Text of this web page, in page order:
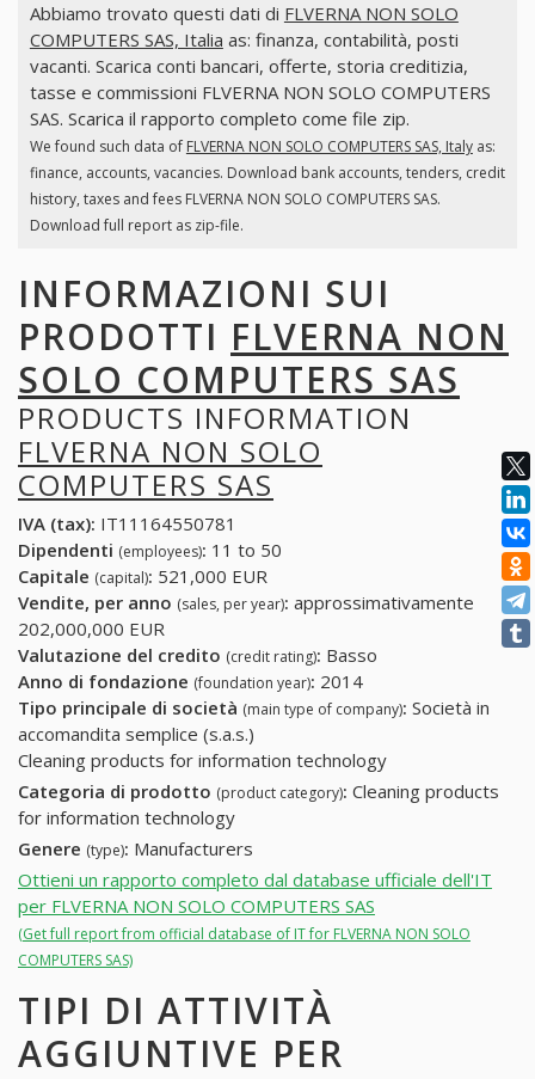
Abbiamo trovato questi dati di FLVERNA NON SOLO
COMPUTERS SAS, Italia as: finanza, contabilità, posti
vacanti. Scarica conti bancari, offerte, storia creditizia,
tasse e commissioni FLVERNA NON SOLO COMPUTERS
SAS. Scarica il rapporto completo come file zip.
We found such data of FLVERNA NON SOLO COMPUTERS SAS, Italyas:
finance, accounts, vacancies. Download bank accounts, tenders, credit
history, taxes and fees FLVERNA NON SOLO COMPUTERS SAS.
Download full report as zip-file.
INFORMAZIONI SUI
PRODOTTI FLVERNA NON
SOLO COMPUTERS SAS
PRODUCTS INFORMATION
FLVERNA NON SOLO
COMPUTERS SAS
IVA (tax): IT11164550781
Dipendenti (employees): 11 to 50
Capitale (capital): 521,000 EUR
Vendite, per anno (sales, per year): approssimativamente
202,000,000 EUR
Valutazione del credito (credit rating): Basso
Anno di fondazione (foundation year): 2014
Tipo principale di società (main type of company): Società in
accomandita semplice (s.a.s.)
Cleaning products for information technology
Categoria di prodotto (product category): Cleaning products
for information technology
Genere (type): Manufacturers
Ottieni un rapporto completo dal database ufficiale dell'IT
per FLVERNA NON SOLO COMPUTERS SAS
(Get full report from official database of IT for FLVERNA NON SOLO
COMPUTERS SAS)
TIPI DI ATTIVITÀ
AGGIUNTIVE PER